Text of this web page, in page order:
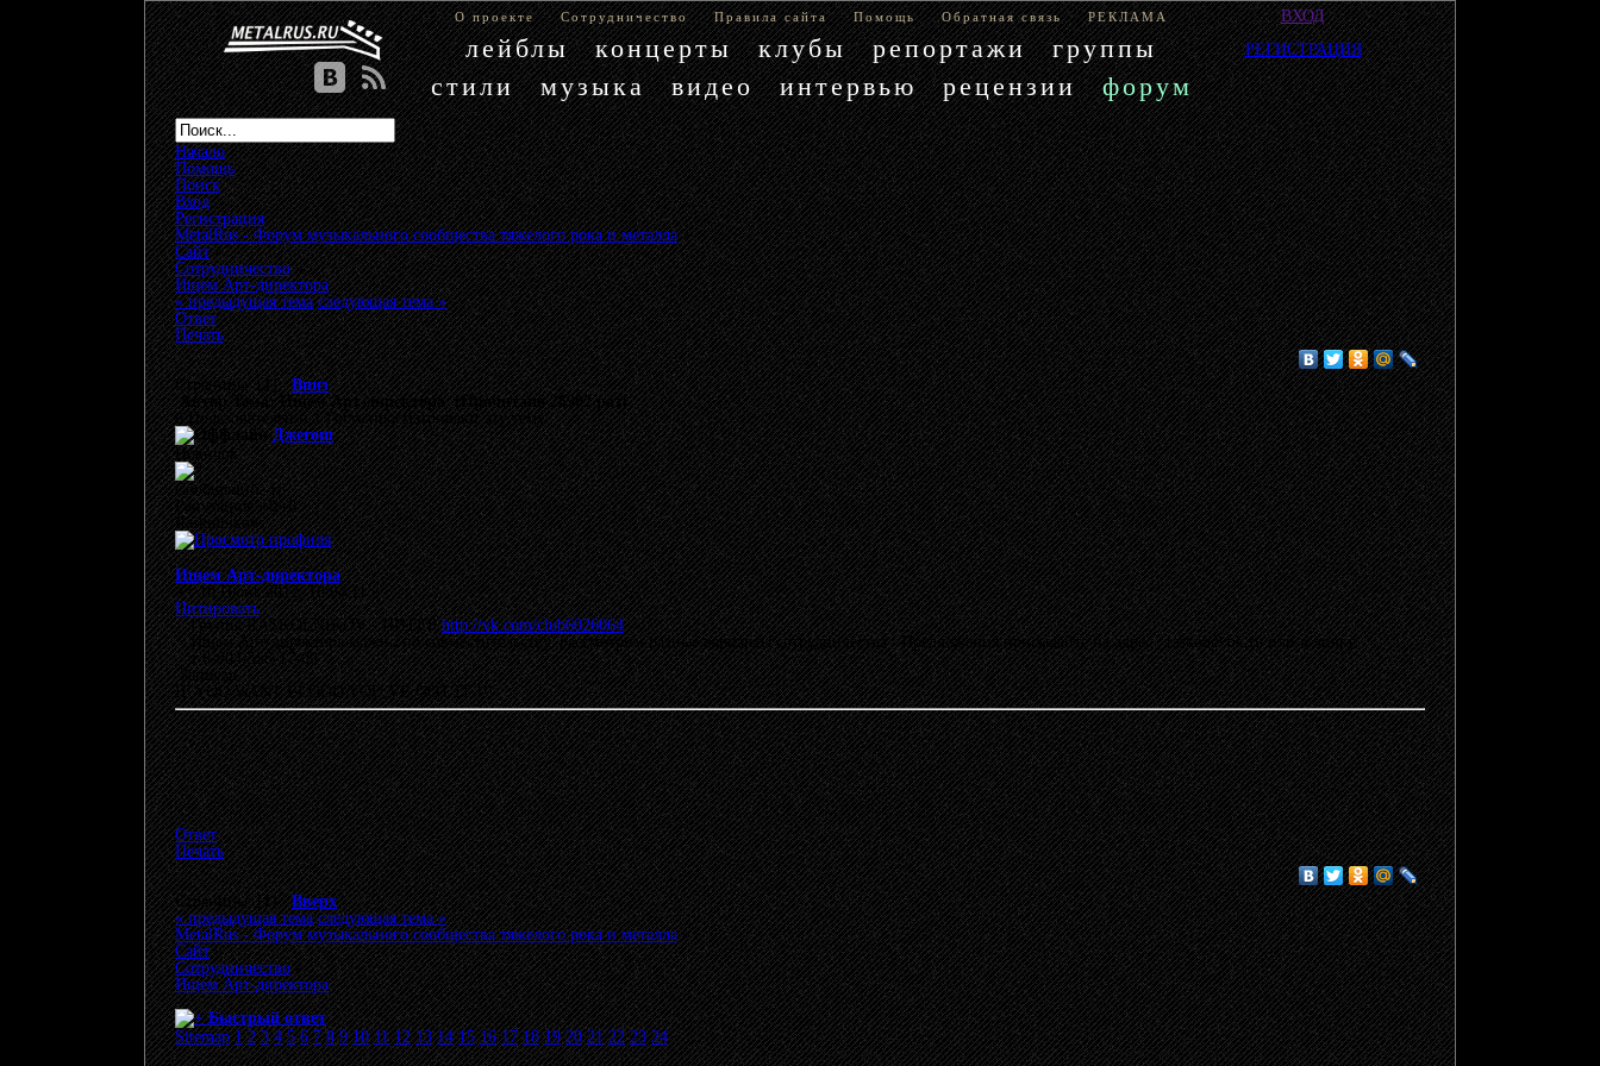
О проекте Сотрудничество Правила сайта Помощь Обратная связь РЕКЛАМА
лейблы концерты клубы репортажи
группы
стили
музыка видео интервью рецензии форум
ВХОД
РЕГИСТРАЦИЯ
Начало
Помощь
Поиск
Вход
Регистрация
MetalRus - Форум музыкального сообщества тяжелого рока и металла»
Сайт»
Сотрудничество»
Ищем Арт-директора
« предыдущая тема следующая тема »
Ответ
Печать
Страницы: [1]Вниз
АвторТема: Ищем Арт-директора (Прочитано 26902 раз)
0 Пользователей и 1 Гость просматривают эту тему.
Джегош
Новичок
Сообщений: 18
Репутация: +0/-0
Raskolnikov
Ищем Арт-директора
«:10 Июнь 2012, 18:04:11 »
Цитировать
Группа RASKOLNIKOV - ПИТЕРhttp://vk.com/club6026064
Ищем Арт-директора можно по совместительству, рассмотрим разные варианты сотрудничества Предложения присылайте на адрес ; raskol@ bk.ru или в личку.
т 8-904-558-17-09
Записан
IF YOU WANT BLOOD YOU,VE GOT IT !!!
Ответ
Печать
Страницы: [1]Вверх
« предыдущая тема следующая тема »
MetalRus - Форум музыкального сообщества тяжелого рока и металла»
Сайт»
Сотрудничество»
Ищем Арт-директора
Быстрый ответ
Sitemap 1 2 3 4 5 6 7 8 9 10 11 12 13 14 15 16 17 18 19 20 21 22 23 24